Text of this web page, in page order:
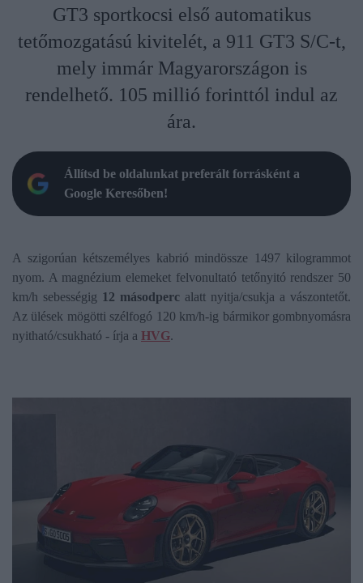
GT3 sportkocsi első automatikus
tetőmozgatású kivitelét, a 911 GT3 S/C-t,
mely immár Magyarországon is
rendelhető. 105 millió forinttól indul az
ára.
Állítsd be oldalunkat preferált forrásként a
Google Keresőben!
A szigorúan kétszemélyes kabrió mindössze 1497 kilogrammot
nyom. A magnézium elemeket felvonultató tetőnyitó rendszer 50
km/h sebességig 12 másodperc alatt nyitja/csukja a vászontetőt.
Az ülések mögötti szélfogó 120 km/h-ig bármikor gombnyomásra
nyitható/csukható - írja a HVG.